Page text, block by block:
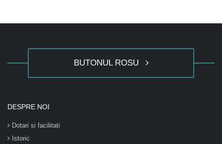
BUTONUL ROSU
DESPRE NOI
Dotari si facilitati
Istoric